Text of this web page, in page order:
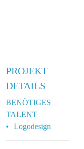
PROJEKT
DETAILS
BENÖTIGES
TALENT
Logodesign